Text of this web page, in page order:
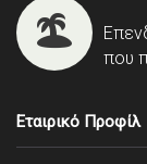
που
Εταιρικό Προφίλ